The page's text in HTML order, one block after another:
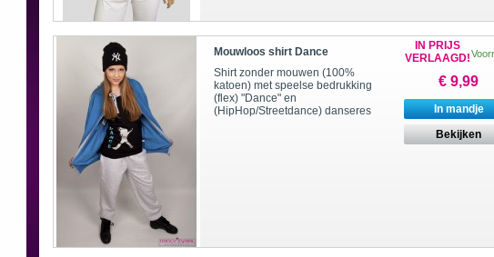
Mouwloos shirt Dance
Shirt zonder mouwen (100%
katoen) met speelse bedrukking
(flex) "Dance" en
(HipHop/Streetdance) danseres
IN PRIJS
VERLAAGD!
€ 9,99
In mandje
Bekijken